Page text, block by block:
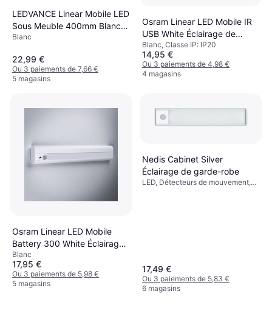
LEDVANCE Linear Mobile LED
Sous Meuble 400mm Blanc
Aluminium Éclairage de
Blanc
22,99 €
Ou 3 paiements de 7,66 €
5 magasins
Osram Linear LED Mobile IR
USB White Éclairage de
garde-robe
Blanc, Classe IP: IP20
14,95 €
Ou 3 paiements de 4,98 €
4 magasins
Osram Linear LED Mobile
Battery 300 White Éclairage
de garde-robe
Blanc
17,95 €
Ou 3 paiements de 5,98 €
5 magasins
Nedis Cabinet Silver
Éclairage de garde-robe
LED, Détecteurs de mouvement,
17,49 €
Ou 3 paiements de 5,83 €
6 magasins